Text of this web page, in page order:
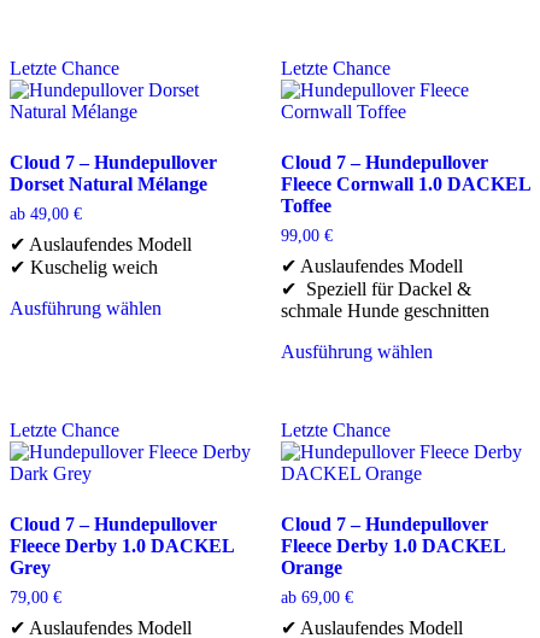
Varianten
auf.
Die
können
auf
der
Produktseite
gewählt
werden
mehrere
Varianten
auf.
Optionen
können
auf
der
Produktseite
gewählt
werden
Letzte Chance
Cloud 7 – Hundepullover
Dorset Natural Mélange
ab 49,00 €
✔ Auslaufendes Modell
✔ Kuschelig weich
Ausführung wählen
auf.
Die
Optionen
auf
der
Produktseite
gewählt
werden
Letzte Chance
Cloud 7 – Hundepullover
Fleece Cornwall 1.0 DACKEL
Toffee
99,00 €
✔ Auslaufendes Modell
✔ Speziell für Dackel &
schmale Hunde geschnitten
Ausführung wählen
mehrere
Varianten
auf.
Optionen
können
auf
der
Produktseite
gewählt
Letzte Chance
Cloud 7 – Hundepullover
Fleece Derby 1.0 DACKEL
Grey
79,00 €
✔ Auslaufendes Modell
Letzte Chance
Cloud 7 – Hundepullover
Fleece Derby 1.0 DACKEL
Orange
ab 69,00 €
✔ Auslaufendes Modell